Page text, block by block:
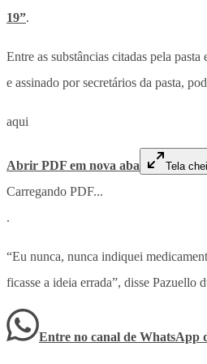
19”.
Entre as substâncias citadas pela
e assinado por secretários da pasta,
aqui
Abrir PDF em nova aba Tela
Carregando PDF...
.
“Eu nunca, nunca indiquei
ficasse a ideia errada”, disse Pazuello
Entre no canal de WhatsApp